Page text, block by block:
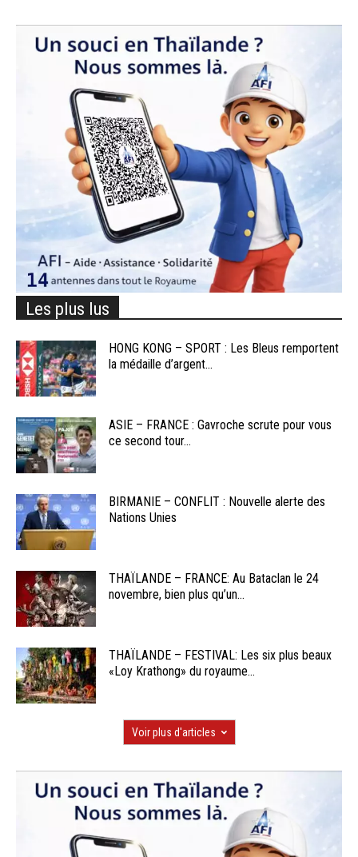
Les plus lus
HONG KONG – SPORT : Les Bleus remportent
la médaille d’argent...
ASIE – FRANCE : Gavroche scrute pour vous
ce second tour...
BIRMANIE – CONFLIT : Nouvelle alerte des
Nations Unies
THAÏLANDE – FRANCE: Au Bataclan le 24
novembre, bien plus qu’un...
THAÏLANDE – FESTIVAL: Les six plus beaux
«Loy Krathong» du royaume...
Voir plus d'articles